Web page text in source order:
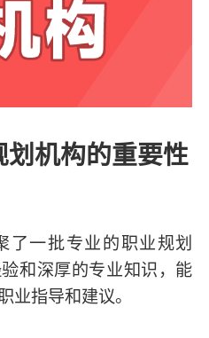
机构的重要性
了一批专业的职业规划
和深厚的专业知识，能
业指导和建议。